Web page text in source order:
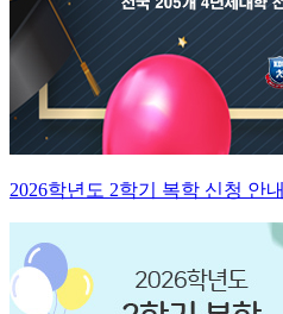
2026학년도 2학기 복학 신청 안내